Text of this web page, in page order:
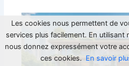
Les cookies nous permettent de
services plus facilement. En utilisant
nous donnez expressément votre
ces cookies. En savoir